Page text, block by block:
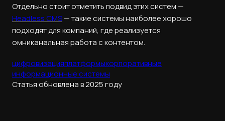
Отдельно стоит отметить подвид этих систем —
Headless CMS— такие системы наиболее хорошо
подходят для компаний, где реализуется
омниканальная работа с контентом.
цифровизацияплатформыкорпоративные
информационные системы
Статья обновлена в 2025 году